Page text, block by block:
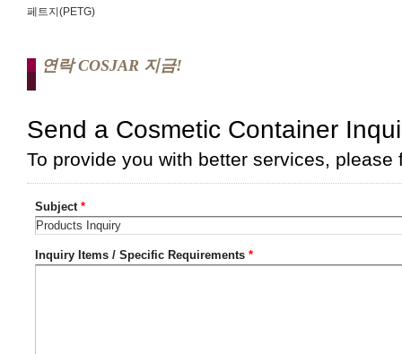
페트지(PETG)
연락 COSJAR 지금!